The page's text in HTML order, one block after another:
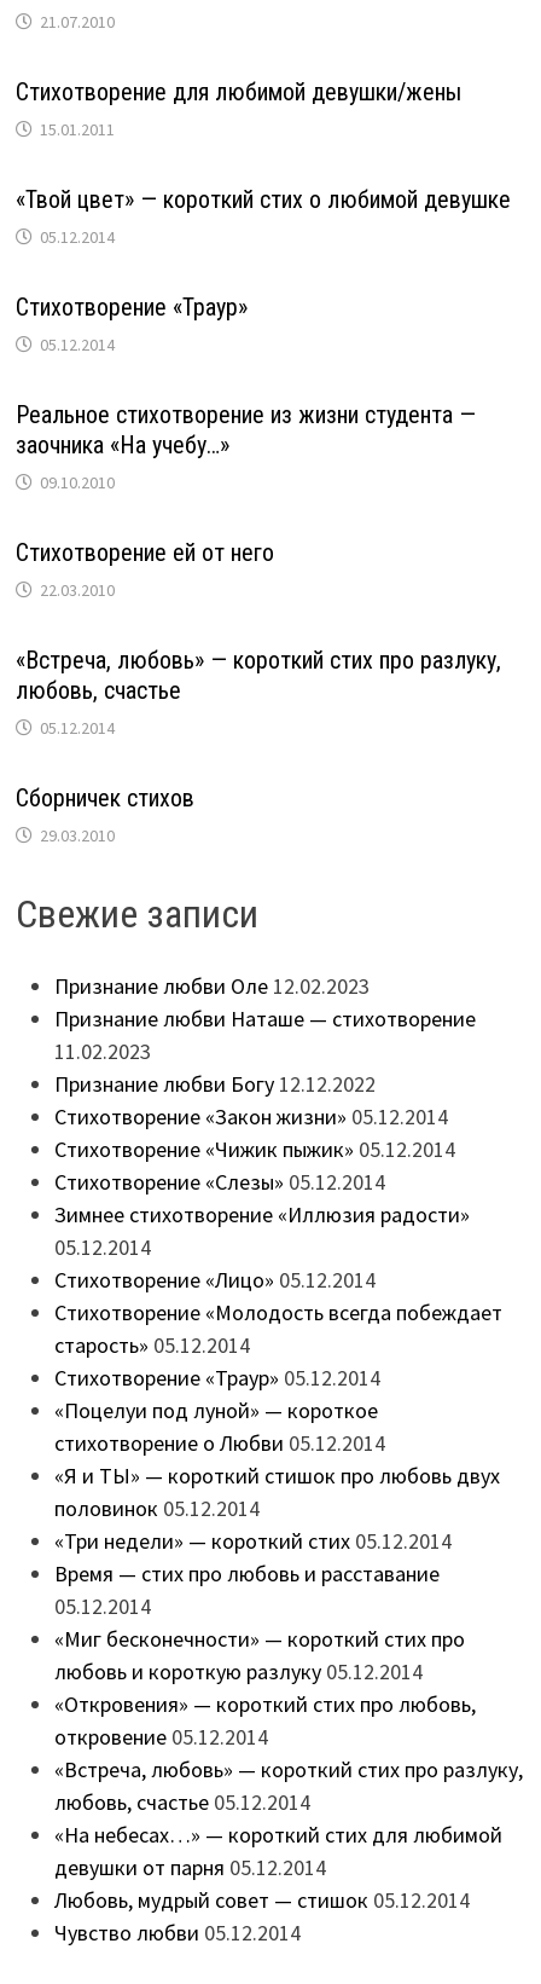
21.07.2010
Стихотворение для любимой девушки/жены
15.01.2011
«Твой цвет» — короткий стих о любимой девушке
05.12.2014
Стихотворение «Траур»
05.12.2014
Реальное стихотворение из жизни студента —
заочника «На учебу…»
09.10.2010
Cтихотворение ей от него
22.03.2010
«Встреча, любовь» — короткий стих про разлуку,
любовь, счастье
05.12.2014
Сборничек стихов
29.03.2010
Свежие записи
Признание любви Оле 12.02.2023
Признание любви Наташе — стихотворение
11.02.2023
Признание любви Богу 12.12.2022
Стихотворение «Закон жизни» 05.12.2014
Стихотворение «Чижик пыжик» 05.12.2014
Стихотворение «Слезы» 05.12.2014
Зимнее стихотворение «Иллюзия радости»
05.12.2014
Стихотворение «Лицо» 05.12.2014
Стихотворение «Молодость всегда побеждает
старость» 05.12.2014
Стихотворение «Траур» 05.12.2014
«Поцелуи под луной» — короткое
стихотворение о Любви 05.12.2014
«Я и ТЫ» — короткий стишок про любовь двух
половинок 05.12.2014
«Три недели» — короткий стих 05.12.2014
Время — стих про любовь и расставание
05.12.2014
«Миг бесконечности» — короткий стих про
любовь и короткую разлуку 05.12.2014
«Откровения» — короткий стих про любовь,
откровение 05.12.2014
«Встреча, любовь» — короткий стих про разлуку,
любовь, счастье 05.12.2014
«На небесах…» — короткий стих для любимой
девушки от парня 05.12.2014
Любовь, мудрый совет — стишок 05.12.2014
Чувство любви 05.12.2014